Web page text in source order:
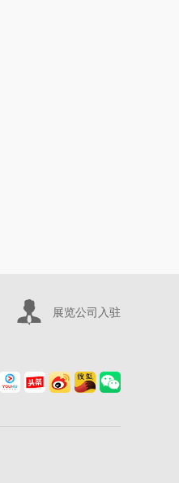
展览公司入驻